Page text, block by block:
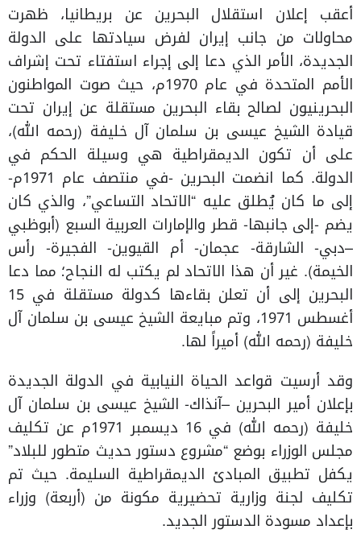
أعقب إعلان استقلال البحرين عن بريطانيا، ظهرت
محاولات من جانب إيران لفرض سيادتها على الدولة
الجديدة، الأمر الذي دعا إلى إجراء استفتاء تحت إشراف
الأمم المتحدة في عام 1970م، حيث صوت المواطنون
البحرينيون لصالح بقاء البحرين مستقلة عن إيران تحت
قيادة الشيخ عيسى بن سلمان آل خليفة (رحمه الله)،
على أن تكون الديمقراطية هي وسيلة الحكم في
الدولة. كما انضمت البحرين -في منتصف عام 1971م-
إلى ما كان يُطلق عليه “الاتحاد التساعي”، والذي كان
يضم -إلى جانبها- قطر والإمارات العربية السبع (أبوظبي
–دبي- الشارقة- عجمان- أم القيوين- الفجيرة- رأس
الخيمة). غير أن هذا الاتحاد لم يكتب له النجاح؛ مما دعا
البحرين إلى أن تعلن بقاءها كدولة مستقلة في 15
أغسطس 1971، وتم مبايعة الشيخ عيسى بن سلمان آل
خليفة (رحمه الله) أميراً لها.
وقد أرسيت قواعد الحياة النيابية في الدولة الجديدة
بإعلان أمير البحرين –آنذاك- الشيخ عيسى بن سلمان آل
خليفة (رحمه الله) في 16 ديسمبر 1971م عن تكليف
مجلس الوزراء بوضع “مشروع دستور حديث متطور للبلاد”
يكفل تطبيق المبادئ الديمقراطية السليمة. حيث تم
تكليف لجنة وزارية تحضيرية مكونة من (أربعة) وزراء
بإعداد مسودة الدستور الجديد.